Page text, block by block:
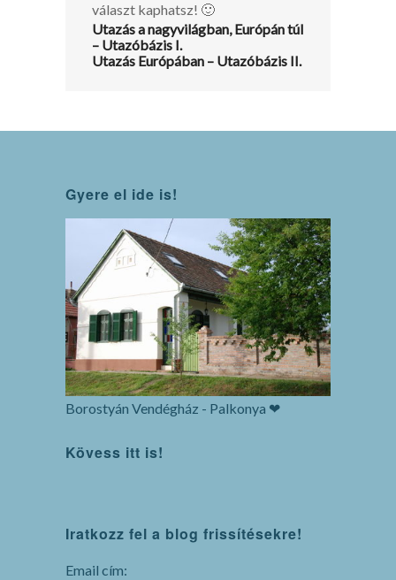
választ kaphatsz! 🙂
Utazás a nagyvilágban, Európán túl
– Utazóbázis I.
Utazás Európában – Utazóbázis II.
Gyere el ide is!
Borostyán Vendégház - Palkonya ❤
Kövess itt is!
Iratkozz fel a blog frissítésekre!
Email cím: